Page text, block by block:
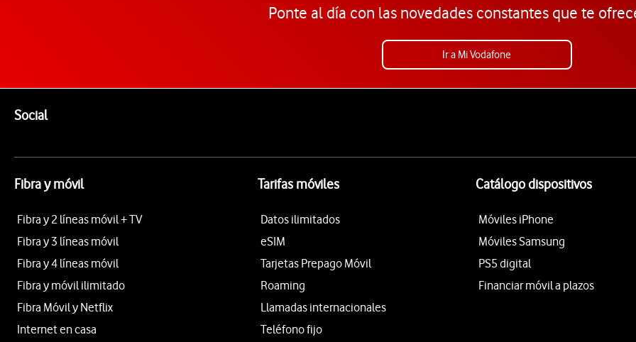
Ponte al día con las novedades constantes que te
Ir a Mi Vodafone
SocialEnlaces a las redes sociales de Vodafone
Fibra y móvil
Fibra y 2 líneas móvil + TV
Fibra y 3 líneas móvil
Fibra y 4 líneas móvil
Fibra y móvil ilimitado
Fibra Móvil y Netflix
Internet en casa
Tarifas móviles
Datos ilimitados
eSIM
Tarjetas Prepago Móvil
Roaming
Llamadas internacionales
Teléfono fijo
Catálogo dispositivos
Móviles iPhone
Móviles Samsung
PS5 digital
Financiar móvil a plazos